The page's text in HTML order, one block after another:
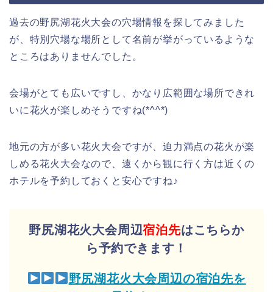
過去の野尻湖花火大会の穴場情報を探してみました
が、特別穴場な場所として名前が挙がっているような
ところはありませんでした。
会場がとても広いですし、かなり広範囲な場所できれ
いに花火が楽しめそうですね(*^^*)
地元の方が多い花火大会ですが、迫力満点の花火が楽
しめる花火大会なので、遠くから観に行く方は近くの
ホテルを予約しておくと安心ですね♪
野尻湖花火大会周辺宿泊先はこちらか
ら予約できます！
野尻湖花火大会周辺の宿泊先を